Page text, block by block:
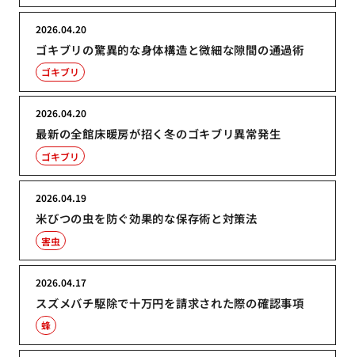
ゴキブリの驚異的な身体構造と微細な隙間の通過術
2026.04.20
ゴキブリ
最新の全館床暖房が招く冬のゴキブリ異常発生
2026.04.20
ゴキブリ
米びつの虫を防ぐ効果的な保存術と対策法
2026.04.19
害虫
スズメバチ駆除で十万円を請求された際の確認事項
2026.04.17
蜂